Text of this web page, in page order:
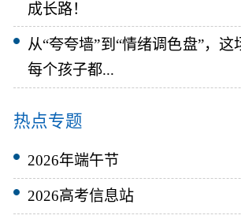
成长路！
从“夸夸墙”到“情绪调色盘”，
每个孩子都...
热点专题
2026年端午节
2026高考信息站